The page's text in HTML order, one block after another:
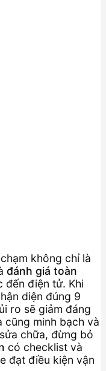
không chỉ là
đánh giá toàn
đến điện tử. Khi
diện đúng 9
ro sẽ giảm đáng
cũng minh bạch và
chữa, đừng bỏ
có checklist và
đạt điều kiện vận